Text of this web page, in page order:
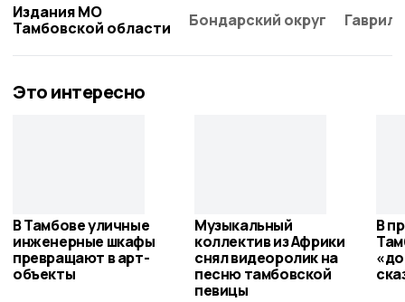
Издания МО
Тамбовской области
Бондарский округ
Это интересно
В Тамбове уличные
инженерные шкафы
превращают в арт-
объекты
Музыкальный
коллектив из Африки
снял видеоролик на
песню тамбовской
певицы
В